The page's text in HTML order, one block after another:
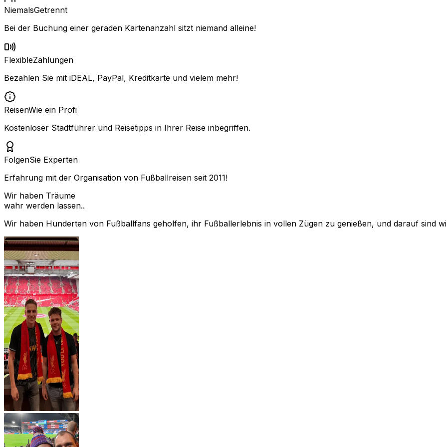
NiemalsGetrennt
Bei der Buchung einer geraden Kartenanzahl sitzt niemand alleine!
FlexibleZahlungen
Bezahlen Sie mit iDEAL, PayPal, Kreditkarte und vielem mehr!
ReisenWie ein Profi
Kostenloser Stadtführer und Reisetipps in Ihrer Reise inbegriffen.
FolgenSie Experten
Erfahrung mit der Organisation von Fußballreisen seit 2011!
Wir haben Träume
wahr werden lassen..
Wir haben Hunderten von Fußballfans geholfen, ihr Fußballerlebnis in vollen Zügen zu genießen, und darauf sind